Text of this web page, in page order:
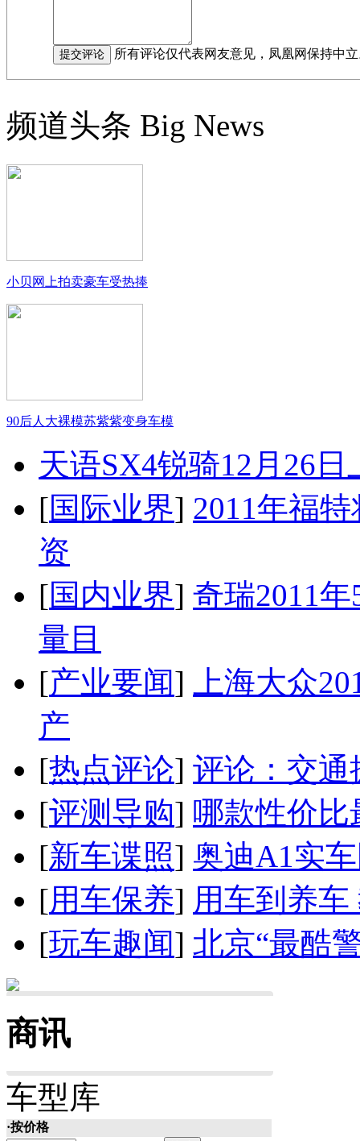
所有评论仅代表网友意见，凤凰网保持中
频道头条 Big News
小贝网上拍卖豪车受热捧
90后人大裸模苏紫紫变身车模
天语SX4锐骑12月26
[国际业界] 2011年福
资
[国内业界] 奇瑞2011
量目
[产业要闻]
上海大众
产
[热点评论] 评论：交通
[评测导购] 哪款性价比
[新车谍照] 奥迪A1实
[用车保养] 用车到养
[玩车趣闻] 北京“最酷
商讯
车型库
·按价格